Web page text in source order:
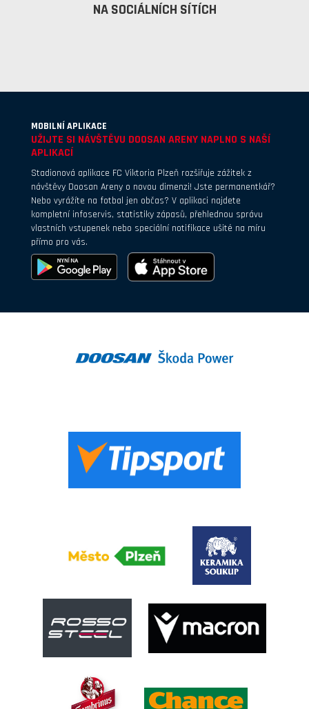
NA SOCIÁLNÍCH SÍTÍCH
MOBILNÍ APLIKACE
UŽIJTE SI NÁVŠTĚVU DOOSAN ARENY NAPLNO S NAŠÍ
APLIKACÍ
Stadionová aplikace FC Viktoria Plzeň rozšiřuje zážitek z
návštěvy Doosan Areny o novou dimenzi! Jste permanentkář?
Nebo vyrážíte na fotbal jen občas? V aplikaci najdete
kompletní infoservis, statistiky zápasů, přehlednou správu
vlastních vstupenek nebo speciální notifikace ušité na míru
přímo pro vás.